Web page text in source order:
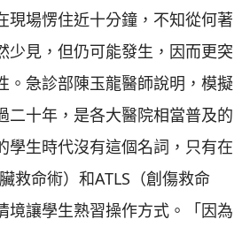
現場愣住近十分鐘，不知從何著
少見，但仍可能發生，因而更突
。急診部陳玉龍醫師說明，模擬
二十年，是各大醫院相當普及的
學生時代沒有這個名詞，只有在
救命術）和ATLS（創傷救命
境讓學生熟習操作方式。「因為